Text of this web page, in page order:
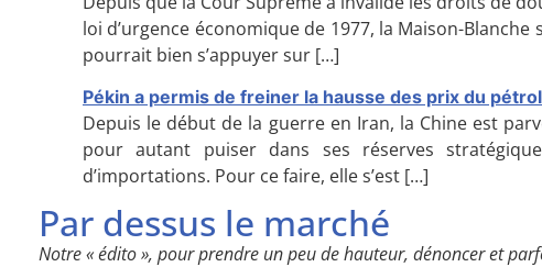
loi d’urgence économique de 1977, la Maison-
pourrait bien s’appuyer sur […]
Pékin a permis de freiner la hausse des prix du
Depuis le début de la guerre en Iran, la Chine est
pour autant puiser dans ses réserves
d’importations. Pour ce faire, elle s’est […]
Par dessus le marché
Notre « édito », pour prendre un peu de hauteur, dénoncer et